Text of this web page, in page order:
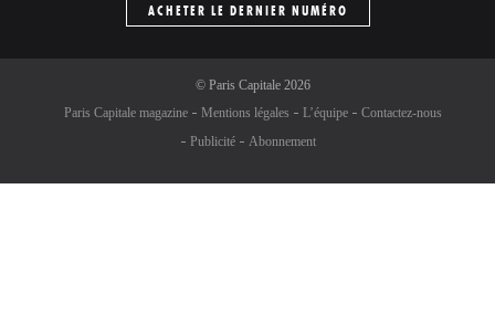
ACHETER LE DERNIER NUMÉRO
© Paris Capitale2026
Paris Capitale magazine
Mentions légales L’équipe
Contactez-nous
Publicité
Abonnement